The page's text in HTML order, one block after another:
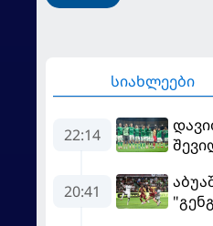
სიახლეები
22:14
20:41